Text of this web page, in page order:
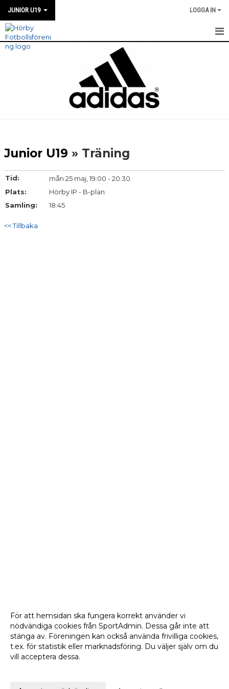
JUNIOR U19 LOGGA IN
HEM
Junior U19 » Träning
Tid:
mån 25 maj, 19:00 - 20:30
Plats:
Hörby IP - B-plan
Samling:
18:45
<< Tillbaka
För att hemsidan ska fungera korrekt använder vi
nödvändiga cookies från SportAdmin. Dessa går inte att
stänga av. Föreningen kan också använda frivilliga cookies,
t.ex. för statistik eller marknadsföring. Du väljer själv om du
vill acceptera dessa.